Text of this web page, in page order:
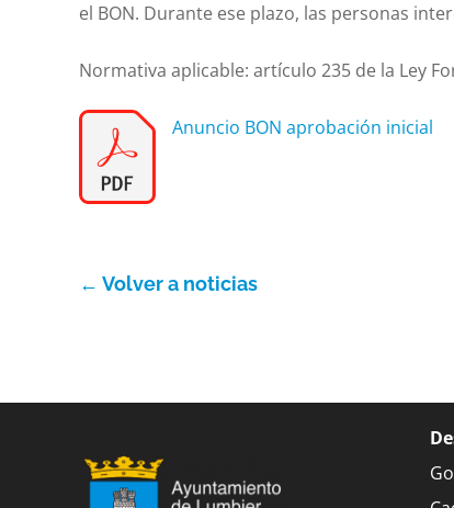
el BON. Durante ese plazo, las personas
Normativa aplicable: artículo 235 de la Ley
Anuncio BON aprobación inicial
← Volver a noticias